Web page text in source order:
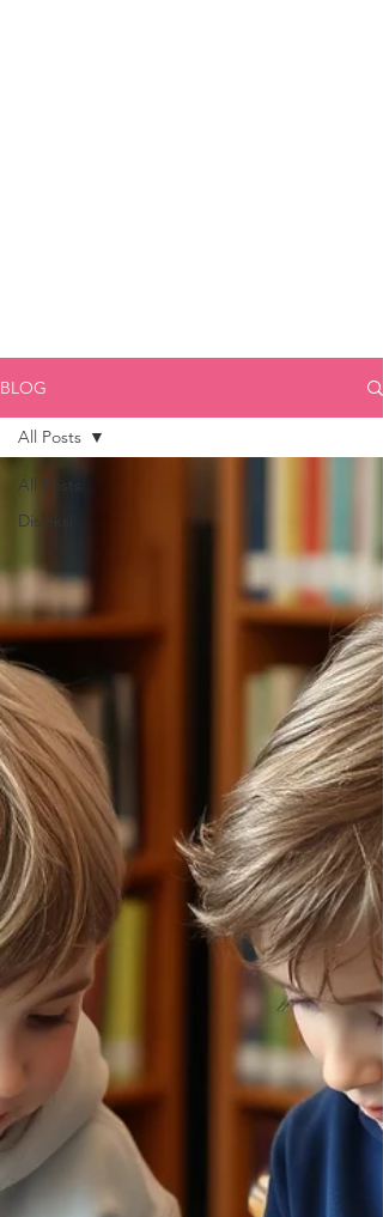
BLOG
All Posts
Disleksi
All Posts